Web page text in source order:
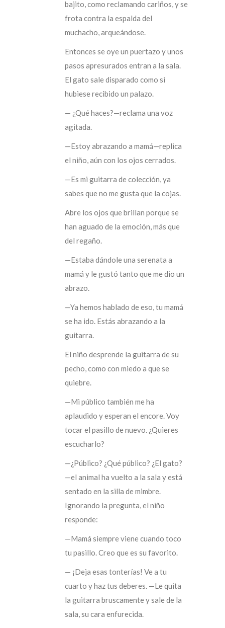
bajito, como reclamando cariños, y se
frota contra la espalda del
muchacho, arqueándose.
Entonces se oye un puertazo y unos
pasos apresurados entran a la sala.
El gato sale disparado como si
hubiese recibido un palazo.
— ¿Qué haces?—reclama una voz
agitada.
—Estoy abrazando a mamá—replica
el niño, aún con los ojos cerrados.
—Es mi guitarra de colección, ya
sabes que no me gusta que la cojas.
Abre los ojos que brillan porque se
han aguado de la emoción, más que
del regaño.
—Estaba dándole una serenata a
mamá y le gustó tanto que me dio un
abrazo.
—Ya hemos hablado de eso, tu mamá
se ha ido. Estás abrazando a la
guitarra.
El niño desprende la guitarra de su
pecho, como con miedo a que se
quiebre.
—Mi público también me ha
aplaudido y esperan el encore. Voy
tocar el pasillo de nuevo. ¿Quieres
escucharlo?
—¿Público? ¿Qué público? ¿El gato?
—el animal ha vuelto a la sala y está
sentado en la silla de mimbre.
Ignorando la pregunta, el niño
responde:
—Mamá siempre viene cuando toco
tu pasillo. Creo que es su favorito.
— ¡Deja esas tonterías! Ve a tu
cuarto y haz tus deberes. —Le quita
la guitarra bruscamente y sale de la
sala, su cara enfurecida.